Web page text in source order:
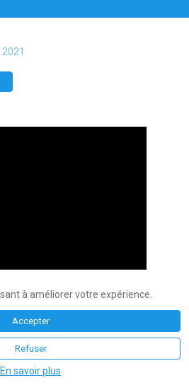
à améliorer votre expérience.
Accepter
Refuser
En savoir plus